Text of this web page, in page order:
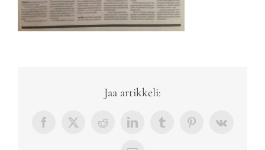
Jaa artikkeli:
Facebook
X RedditLinkedInTumblrPinterest
Vk